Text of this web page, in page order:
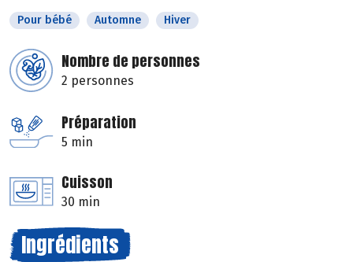
Pour bébé Automne Hiver
Nombre de personnes
2 personnes
Préparation
5 min
Cuisson
30 min
Ingrédients